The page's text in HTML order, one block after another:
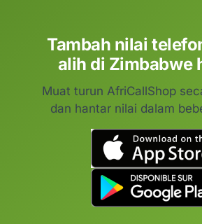
Tambah nilai
alih di Zimbabwe
Muat turun AfriCallShop
dan hantar nilai dalam